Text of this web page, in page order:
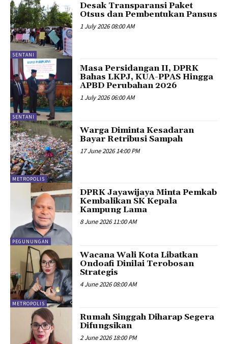
SENTANI
Desak Transparansi Paket
Otsus dan Pembentukan Pansus
1 July 2026 08:00 AM
SENTANI
Masa Persidangan II, DPRK
Bahas LKPJ, KUA-PPAS Hingga
APBD Perubahan 2026
1 July 2026 06:00 AM
METROPOLIS
Warga Diminta Kesadaran
Bayar Retribusi Sampah
17 June 2026 14:00 PM
PEGUNUNGAN
DPRK Jayawijaya Minta Pemkab
Kembalikan SK Kepala
Kampung Lama
8 June 2026 11:00 AM
METROPOLIS
Wacana Wali Kota Libatkan
Ondoafi Dinilai Terobosan
Strategis
4 June 2026 08:00 AM
Rumah Singgah Diharap Segera
Difungsikan
2 June 2026 18:00 PM